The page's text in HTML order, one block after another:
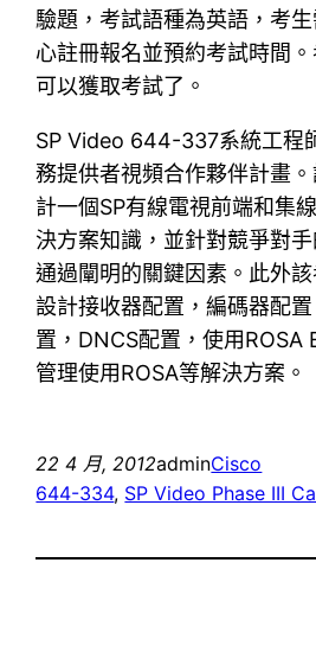
驗題，考試語種為英語，考
心註冊報名並預約考試時間
可以獲取考試了。
SP Video 644-337系統工程
務提供者視頻合作夥伴計畫
計一個SP有線電視前端和集
決方案知識，並針對競爭對手
通過闡明的關鍵因素。此外
設計接收器配置，編碼器配
置，DNCS配置，使用ROSA
管理使用ROSA等解決方案。
22 4 月, 2012adminCisco
644-334, SP Video Phase III